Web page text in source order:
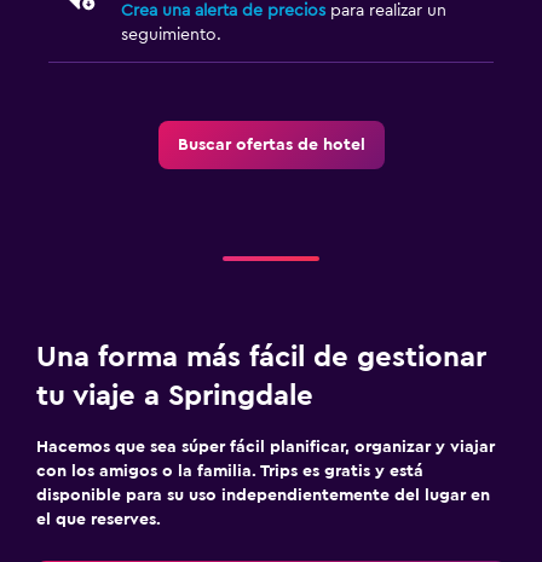
Crea una alerta de precios para realizar un
seguimiento.
Buscar ofertas de hotel
Una forma más fácil de gestionar
tu viaje a Springdale
Hacemos que sea súper fácil planificar, organizar y viajar
con los amigos o la familia. Trips es gratis y está
disponible para su uso independientemente del lugar en
el que reserves.